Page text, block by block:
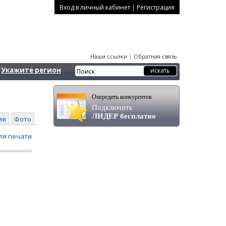
Вход в личный кабинет | Регистрация
Наши ссылки | Обратная связь
Укажите регион
Фото
печати
Опередить конкурентов
Подключить
ЛИДЕР бесплатно